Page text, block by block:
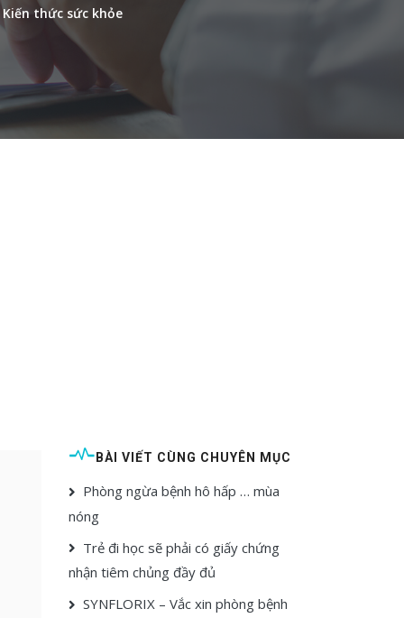
Kiến thức sức khỏe
BÀI VIẾT CÙNG CHUYÊN MỤC
Phòng ngừa bệnh hô hấp … mùa
nóng
Trẻ đi học sẽ phải có giấy chứng
nhận tiêm chủng đầy đủ
SYNFLORIX – Vắc xin phòng bệnh